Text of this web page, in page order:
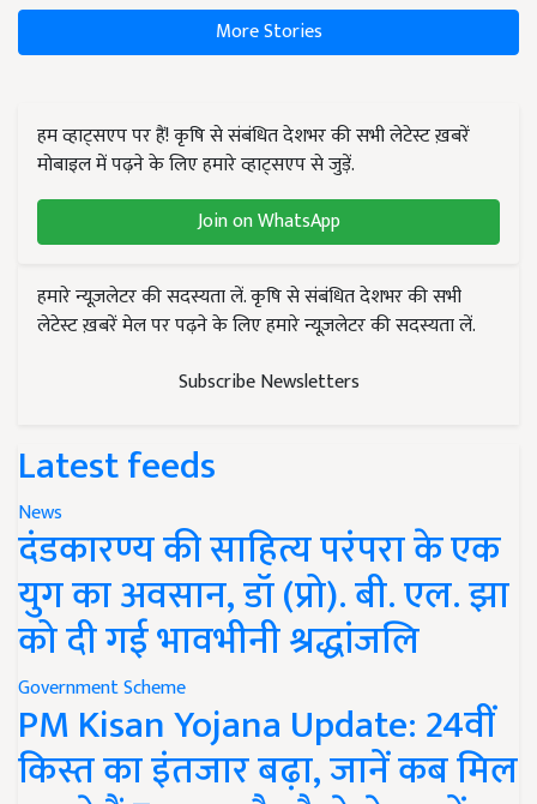
More Stories
हम व्हाट्सएप पर हैं! कृषि से संबंधित देशभर की सभी लेटेस्ट ख़बरें
मोबाइल में पढ़ने के लिए हमारे व्हाट्सएप से जुड़ें.
Join on WhatsApp
हमारे न्यूज़लेटर की सदस्यता लें. कृषि से संबंधित देशभर की सभी
लेटेस्ट ख़बरें मेल पर पढ़ने के लिए हमारे न्यूज़लेटर की सदस्यता लें.
Subscribe Newsletters
Latest feeds
News
दंडकारण्य की साहित्य परंपरा के एक
युग का अवसान, डॉ (प्रो). बी. एल. झा
को दी गई भावभीनी श्रद्धांजलि
Government Scheme
PM Kisan Yojana Update: 24वीं
किस्त का इंतजार बढ़ा, जानें कब मिल